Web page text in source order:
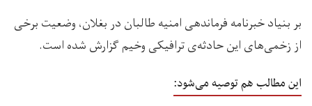
بر بنیاد خبرنامه فرماندهی امنیه طالبان در بغلان، وضعیت برخی
از زخمی‌های این حادثه‌ی ترافیکی وخیم گزارش شده است.
این مطالب هم توصیه می‌شود: